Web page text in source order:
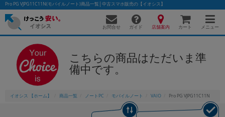
Pro PG VJPG11C11N(モバイルノート)商品一覧│中古スマホ販売の【イオシス】
お問合せ ガイド 店舗案内 カート メニュー
こちらの商品はただいま準
備中です。
イオシス 【ホーム】 商品一覧 ノートPC モバイルノート VAIO Pro PG VJPG11C11N